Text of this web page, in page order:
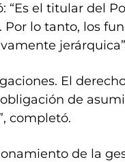
“Es el titular del
lo tanto, los
El
de
completó.
de la